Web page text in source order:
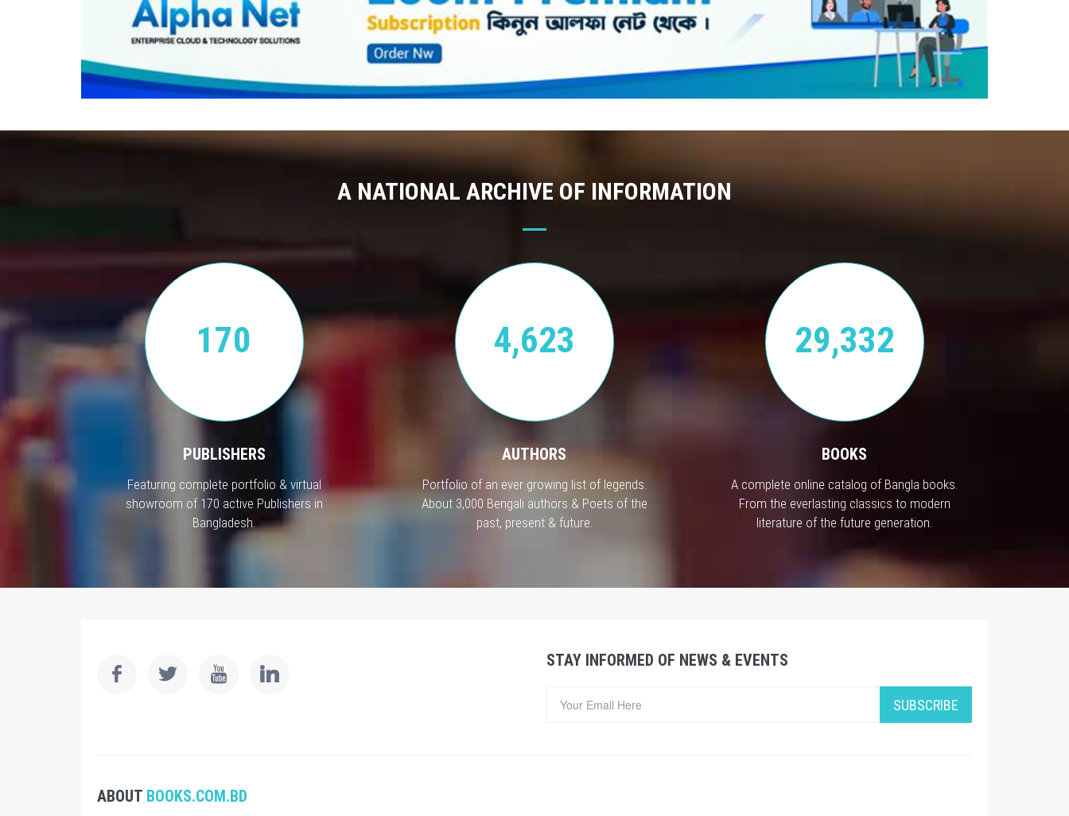
A NATIONAL ARCHIVE OF INFORMATION
170
PUBLISHERS
Featuring complete portfolio & virtual
showroom of 170 active Publishers in
Bangladesh.
4,623
AUTHORS
Portfolio of an ever growing list of legends.
About 3,000 Bengali authors & Poets of the
past, present & future.
29,332
BOOKS
A complete online catalog of Bangla books.
From the everlasting classics to modern
literature of the future generation.
STAY INFORMED OF NEWS & EVENTS
SUBSCRIBE
ABOUT BOOKS.COM.BD